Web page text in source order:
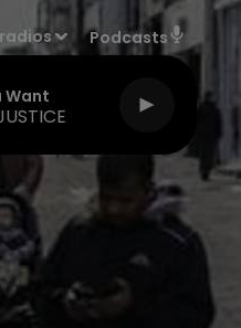
Podcasts
Want